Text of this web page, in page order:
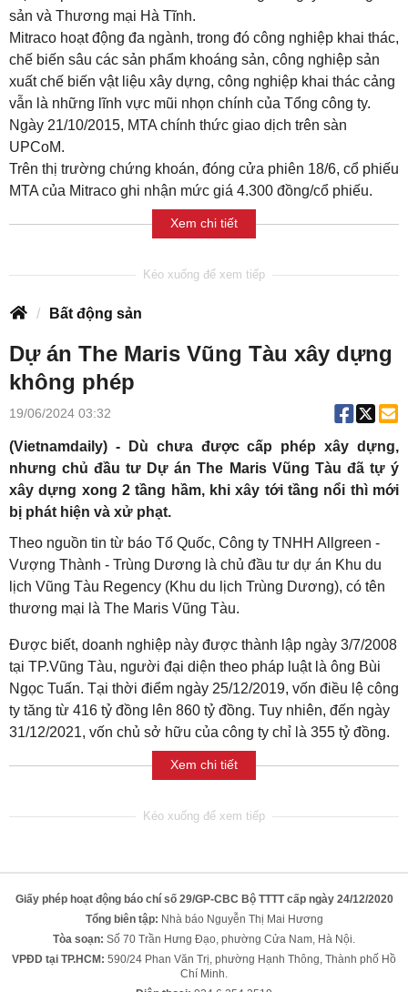
sản và Thương mại Hà Tĩnh.
Mitraco hoạt động đa ngành, trong đó công nghiệp khai thác,
chế biến sâu các sản phẩm khoáng sản, công nghiệp sản
xuất chế biến vật liệu xây dựng, công nghiệp khai thác cảng
vẫn là những lĩnh vực mũi nhọn chính của Tổng công ty.
Ngày 21/10/2015, MTA chính thức giao dịch trên sàn
UPCoM.
Trên thị trường chứng khoán, đóng cửa phiên 18/6, cổ phiếu
MTA của Mitraco ghi nhận mức giá 4.300 đồng/cổ phiếu.
Xem chi tiết
Bất động sản
Dự án The Maris Vũng Tàu xây dựng
không phép
19/06/2024 03:32
(Vietnamdaily) - Dù chưa được cấp phép xây dựng,
nhưng chủ đầu tư Dự án The Maris Vũng Tàu đã tự ý
xây dựng xong 2 tầng hầm, khi xây tới tầng nổi thì mới
bị phát hiện và xử phạt.
Theo nguồn tin từ báo Tổ Quốc, Công ty TNHH Allgreen -
Vượng Thành - Trùng Dương là chủ đầu tư dự án Khu du
lịch Vũng Tàu Regency (Khu du lịch Trùng Dương), có tên
thương mại là The Maris Vũng Tàu.
Được biết, doanh nghiệp này được thành lập ngày 3/7/2008
tại TP.Vũng Tàu, người đại diện theo pháp luật là ông Bùi
Ngọc Tuấn. Tại thời điểm ngày 25/12/2019, vốn điều lệ công
ty tăng từ 416 tỷ đồng lên 860 tỷ đồng. Tuy nhiên, đến ngày
31/12/2021, vốn chủ sở hữu của công ty chỉ là 355 tỷ đồng.
Xem chi tiết
Giấy phép hoạt động báo chí số 29/GP-CBC Bộ TTTT cấp ngày 24/12/2020
Tổng biên tập: Nhà báo Nguyễn Thị Mai Hương
Tòa soạn: Số 70 Trần Hưng Đạo, phường Cửa Nam, Hà Nội.
VPĐD tại TP.HCM: 590/24 Phan Văn Trị, phường Hạnh Thông, Thành phố Hồ
Chí Minh.